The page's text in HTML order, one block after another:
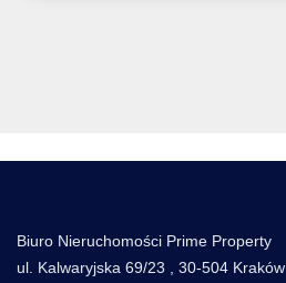
Biuro Nieruchomości Prime Property
ul. Kalwaryjska 69/23 , 30-504 Kraków